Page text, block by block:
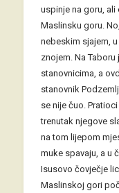
uspinje na goru, ali
Maslinsku goru.
nebeskim sjajem,
znojem. Na
stanovnicima, a
stanovnik
se nije čuo.
trenutak njegove
na tom lijepom
muke spavaju, a u
Isusovo čovječje
Maslinskoj gori